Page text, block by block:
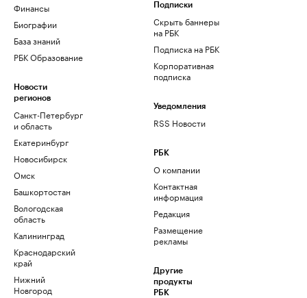
Финансы
Биографии
База знаний
РБК Образование
Новости
регионов
Санкт-Петербург
и область
Екатеринбург
Новосибирск
Омск
Башкортостан
Вологодская
область
Калининград
Краснодарский
край
Нижний
Новгород
Подписки
Скрыть баннеры
на РБК
Подписка на РБК
Корпоративная
подписка
Уведомления
RSS Новости
РБК
О компании
Контактная
информация
Редакция
Размещение
рекламы
Другие
продукты
РБК